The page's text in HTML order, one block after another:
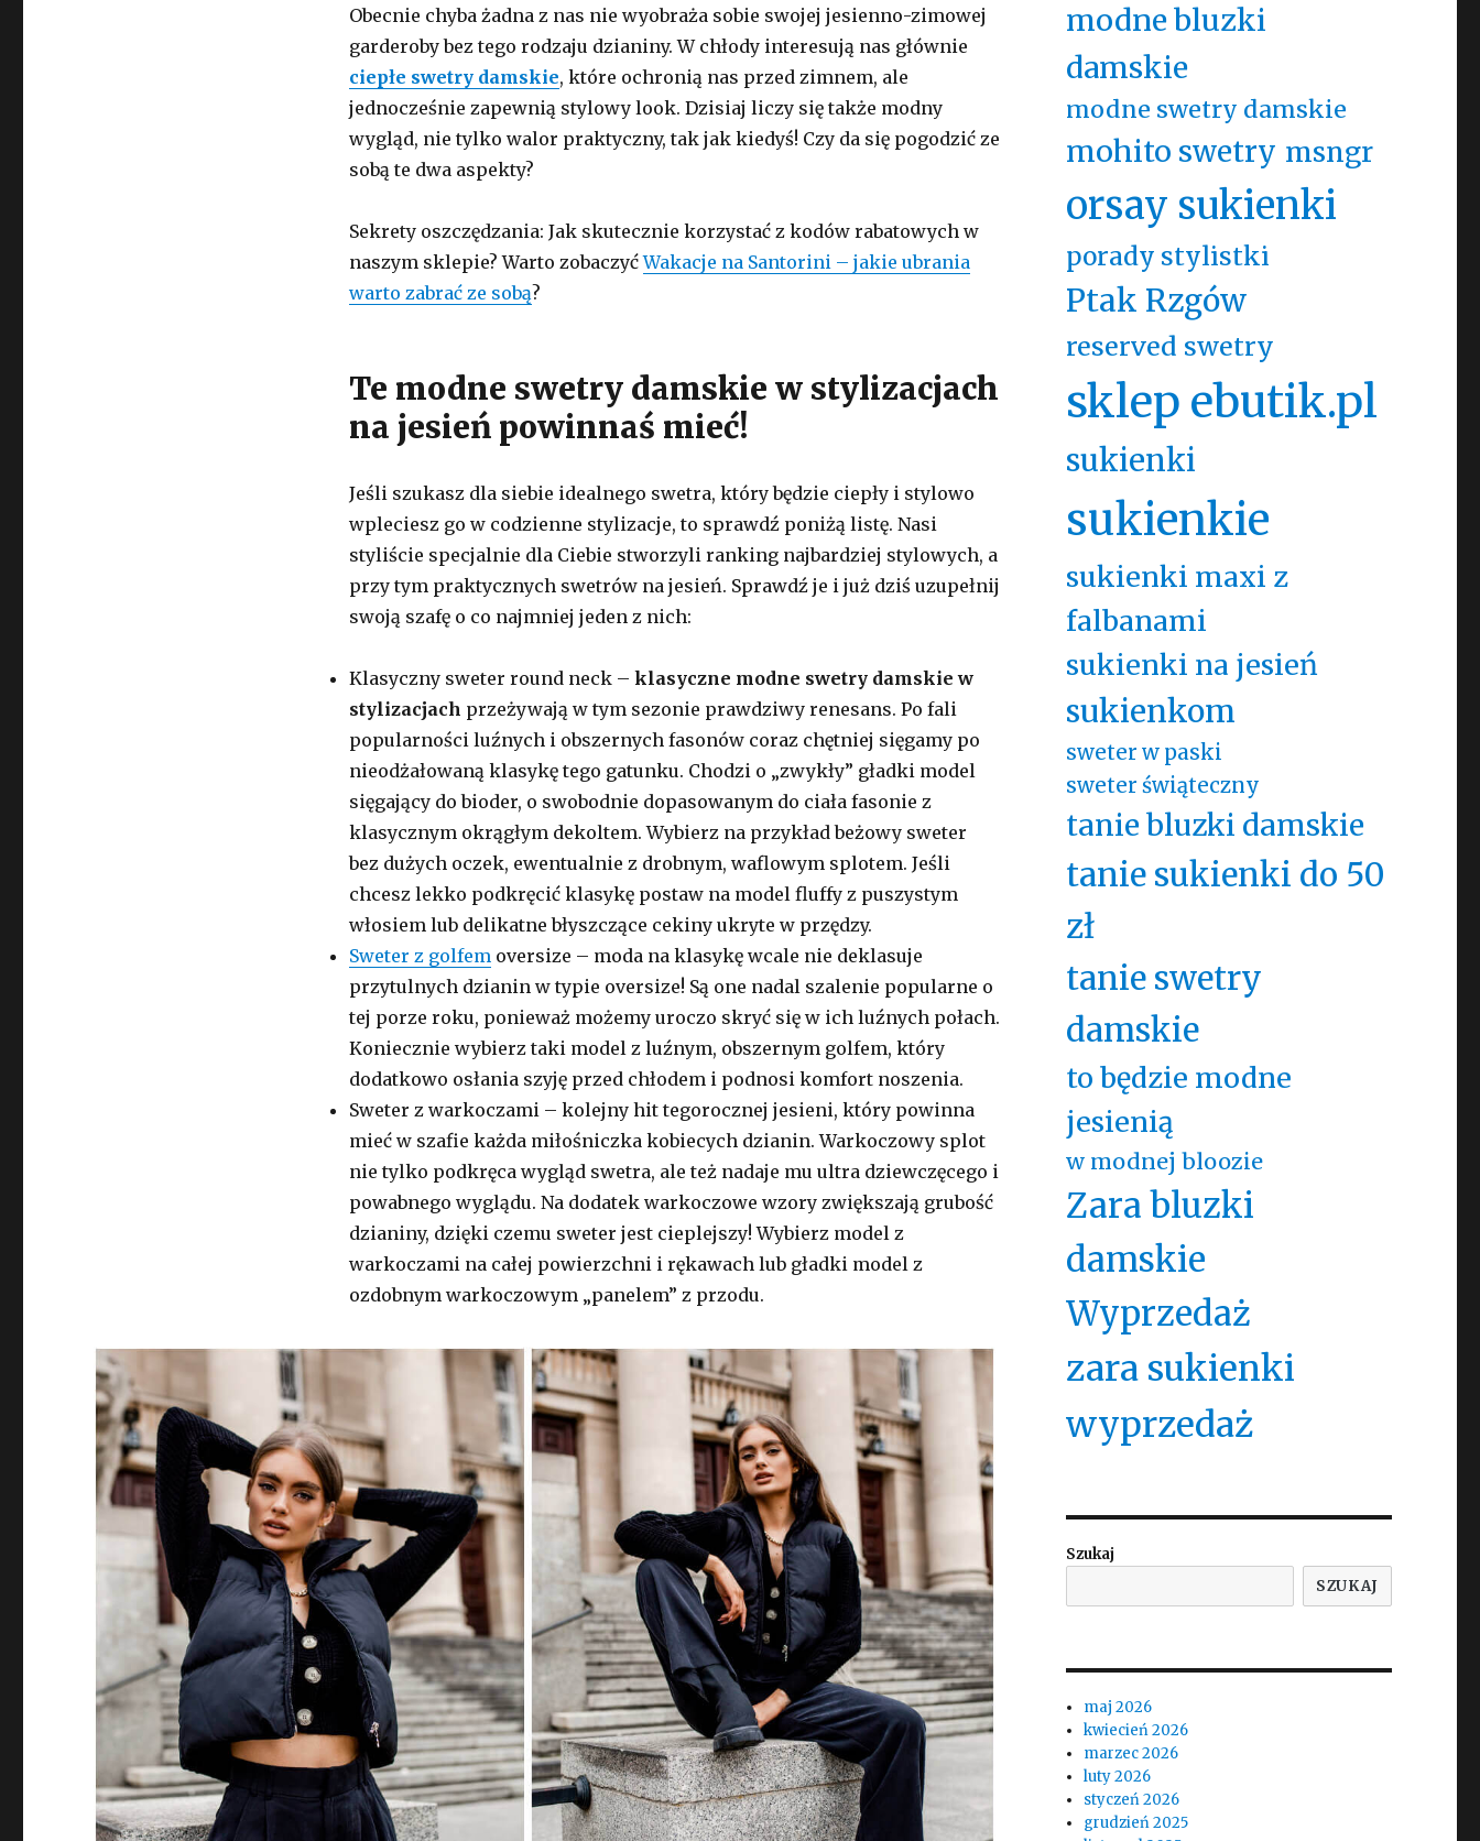
Obecnie chyba żadna z nas nie wyobraża sobie swojej jesienno-zimowej
garderoby bez tego rodzaju dzianiny. W chłody interesują nas głównie
ciepłe swetry damskie, które ochronią nas przed zimnem, ale
jednocześnie zapewnią stylowy look. Dzisiaj liczy się także modny
wygląd, nie tylko walor praktyczny, tak jak kiedyś! Czy da się pogodzić ze
sobą te dwa aspekty?
Sekrety oszczędzania: Jak skutecznie korzystać z kodów rabatowych w
naszym sklepie? Warto zobaczyćWakacje na Santorini – jakie ubrania
warto zabrać ze sobą?
Te modne swetry damskie w stylizacjach
na jesień powinnaś mieć!
Jeśli szukasz dla siebie idealnego swetra, który będzie ciepły i stylowo
wpleciesz go w codzienne stylizacje, to sprawdź poniżą listę. Nasi
styliście specjalnie dla Ciebie stworzyli ranking najbardziej stylowych, a
przy tym praktycznych swetrów na jesień. Sprawdź je i już dziś uzupełnij
swoją szafę o co najmniej jeden z nich:
Klasyczny sweter round neck – klasyczne modne swetry damskie w
stylizacjach przeżywają w tym sezonie prawdziwy renesans. Po fali
popularności luźnych i obszernych fasonów coraz chętniej sięgamy po
nieodżałowaną klasykę tego gatunku. Chodzi o „zwykły” gładki model
sięgający do bioder, o swobodnie dopasowanym do ciała fasonie z
klasycznym okrągłym dekoltem. Wybierz na przykład beżowy sweter
bez dużych oczek, ewentualnie z drobnym, waflowym splotem. Jeśli
chcesz lekko podkręcić klasykę postaw na model fluffy z puszystym
włosiem lub delikatne błyszczące cekiny ukryte w przędzy.
Sweter z golfemoversize – moda na klasykę wcale nie deklasuje
przytulnych dzianin w typie oversize! Są one nadal szalenie popularne o
tej porze roku, ponieważ możemy uroczo skryć się w ich luźnych połach.
Koniecznie wybierz taki model z luźnym, obszernym golfem, który
dodatkowo osłania szyję przed chłodem i podnosi komfort noszenia.
Sweter z warkoczami – kolejny hit tegorocznej jesieni, który powinna
mieć w szafie każda miłośniczka kobiecych dzianin. Warkoczowy splot
nie tylko podkręca wygląd swetra, ale też nadaje mu ultra dziewczęcego i
powabnego wyglądu. Na dodatek warkoczowe wzory zwiększają grubość
dzianiny, dzięki czemu sweter jest cieplejszy! Wybierz model z
warkoczami na całej powierzchni i rękawach lub gładki model z
ozdobnym warkoczowym „panelem” z przodu.
modne bluzki
damskie
modne swetry damskie
mohito swetry msngr
orsay sukienki
porady stylistki
Ptak Rzgów
reserved swetry
sklep ebutik.pl
sukienki
sukienkie
sukienki maxi z
falbanami
sukienki na jesień
sukienkom
sweter w paski
sweter świąteczny
tanie bluzki damskie
tanie sukienki do 50
zł
tanie swetry
damskie
to będzie modne
jesienią
w modnej bloozie
Zara bluzki
damskie
Wyprzedaż
zara sukienki
wyprzedaż
Szukaj
SZUKAJ
maj 2026
kwiecień 2026
marzec 2026
luty 2026
styczeń 2026
grudzień 2025